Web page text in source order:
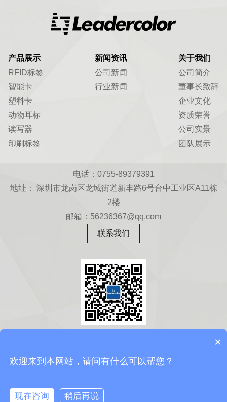
产品展示
RFID标签
智能卡
塑料卡
动物耳标
读写器
印刷标签
新闻资讯
公司新闻
行业新闻
关于我们
公司简介
董事长致辞
企业文化
资质荣誉
公司实景
团队展示
电话：0755-89379391
地址： 深圳市龙岗区龙城街道新丰路6号台中工业区A11栋
2楼
邮箱：56236367@qq.com
联系我们
Copyright © 2010-2016 版权所有
×
欢迎来到本网站，请问有什么可以帮您？
现在咨询
稍后再说